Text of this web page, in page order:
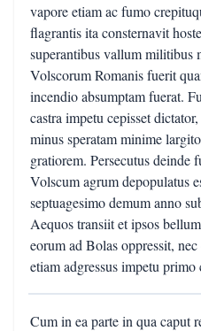
vapore etiam ac fumo
flagrantis ita consternavit
superantibus vallum militibus
Volscorum Romanis fuerit
incendio absumptam fuerat.
castra impetu cepisset
minus speratam minime
gratiorem. Persecutus deinde
Volscum agrum depopulatus
septuagesimo demum anno
Aequos transiit et ipsos
eorum ad Bolas oppressit,
etiam adgressus impetu primo
Cum in ea parte in qua caput